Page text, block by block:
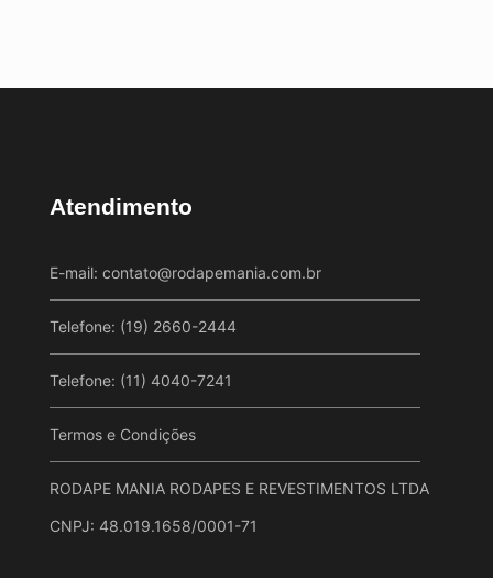
Atendimento
E-mail: contato@rodapemania.com.br
Telefone: (19) 2660-2444
Telefone: (11) 4040-7241
Termos e Condições
RODAPE MANIA RODAPES E REVESTIMENTOS LTDA
CNPJ: 48.019.1658/0001-71